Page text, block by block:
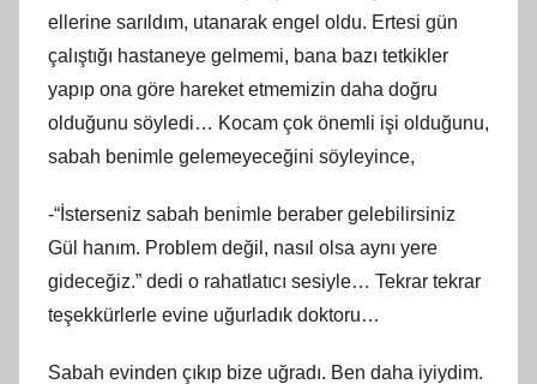
ellerine sarıldım, utanarak engel oldu. Ertesi gün
çalıştığı hastaneye gelmemi, bana bazı tetkikler
yapıp ona göre hareket etmemizin daha doğru
olduğunu söyledi… Kocam çok önemli işi olduğunu,
sabah benimle gelemeyeceğini söyleyince,
-“İsterseniz sabah benimle beraber gelebilirsiniz
Gül hanım. Problem değil, nasıl olsa aynı yere
gideceğiz.” dedi o rahatlatıcı sesiyle… Tekrar tekrar
teşekkürlerle evine uğurladık doktoru…
Sabah evinden çıkıp bize uğradı. Ben daha iyiydim.